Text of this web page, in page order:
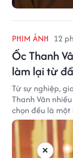
PHIM ẢNH 12
Ốc Thanh
làm lại từ
Từ sự nghiệp,
Thanh Vân
chọn đều là
ngại thay đổi
×